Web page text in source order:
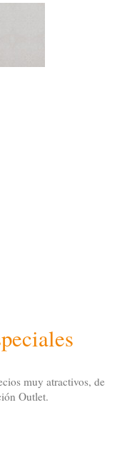
muy atractivos, de
Outlet.